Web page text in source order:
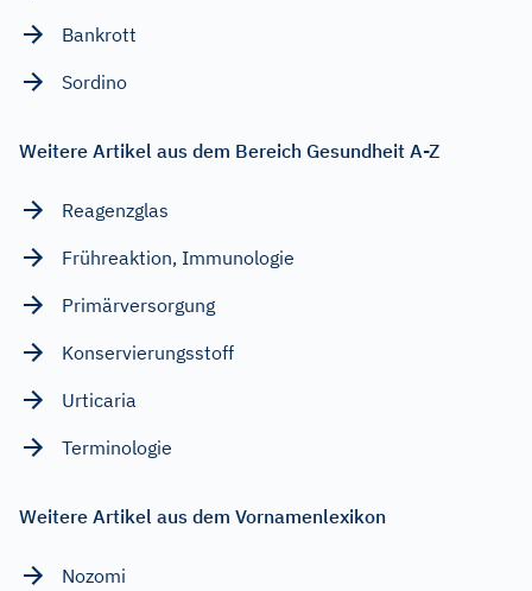
Bankrott
Sordino
Weitere Artikel aus dem Bereich Gesundheit A-Z
Reagenzglas
Frühreaktion, Immunologie
Primärversorgung
Konservierungsstoff
Urticaria
Terminologie
Weitere Artikel aus dem Vornamenlexikon
Nozomi